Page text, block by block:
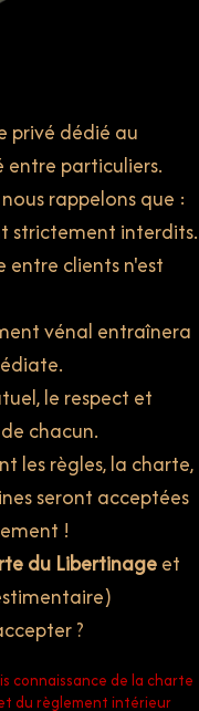
privé dédié au
particuliers.
rappelons que :
strictement interdits.
clients n'est
vénal entraînera
le respect et
chacun.
les règles, la charte,
seront acceptées
!
du Libertinageet
?
connaissance de la charte
du règlement intérieur